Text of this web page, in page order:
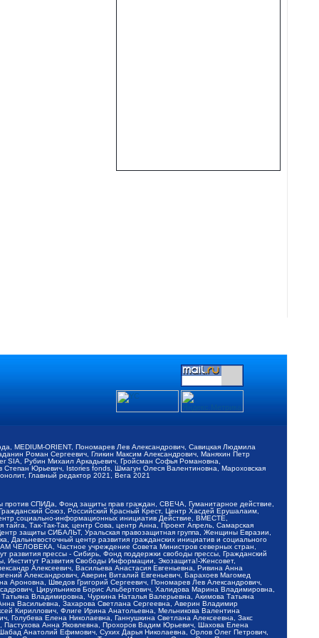
MEDIUM-ORIENT, Пономарев Лев Александрович, Савицкая Людмила
Роман Сергеевич, Гликин Максим Александрович, Маняхин Петр
Рубин Михаил Аркадьевич, Гройсман Софья Романовна,
Юрьевич, Istories fonds, Шмагун Олеся Валентиновна, Мароховская
Главный редактор 2021, Вега 2021
СПИДа, Фонд защиты прав граждан, СВЕЧА, Гуманитарное действие,
Союз, Российский Красный Крест, Центр Хасдей Ерушалаим,
социально-информационных инициатив Действие, ВМЕСТЕ,
Так-Так-Так, центр Сова, центр Анна, Проект Апрель, Самарская
защиты СИБАЛЬТ, Уральская правозащитная группа, Женщины Евразии,
Дальневосточный центр развития гражданских инициатив и социального
ЧЕЛОВЕКА, Частное учреждение Совета Министров северных стран,
прессы - Сибирь, Фонд поддержки свободы прессы, Гражданский
Институт Развития Свободы Информации, Экозащита!-Женсовет,
Алексеевич, Васильева Анастасия Евгеньевна, Ривина Анна
Александрович, Аверин Виталий Евгеньевич, Барахоев Магомед
Шведов Григорий Сергеевич, Пономарев Лев Александрович,
Цирульников Борис Альбертович, Халидова Марина Владимировна,
Владимировна, Чуркина Наталья Валерьевна, Акимова Татьяна
Васильевна, Захарова Светлана Сергеевна, Аверин Владимир
Кириллович, Флиге Ирина Анатольевна, Мельникова Валентина
Елена Николаевна, Ганнушкина Светлана Алексеевна, Закс
Анна Яковлевна, Прохоров Вадим Юрьевич, Шахова Елена
Анатолий Ефимович, Сухих Дарья Николаевна, Орлов Олег Петрович,